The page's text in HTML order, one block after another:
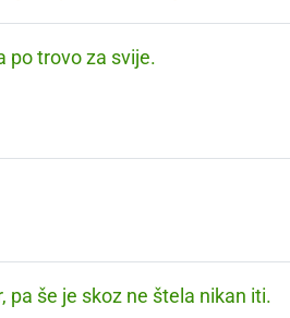
po trovo za svije.
pa še je skoz ne štela nikan iti.